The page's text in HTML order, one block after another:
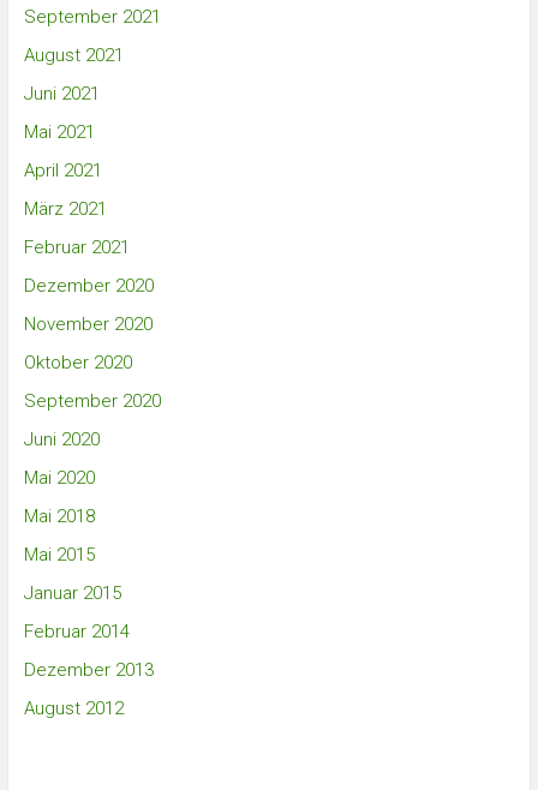
September 2021
August 2021
Juni 2021
Mai 2021
April 2021
März 2021
Februar 2021
Dezember 2020
November 2020
Oktober 2020
September 2020
Juni 2020
Mai 2020
Mai 2018
Mai 2015
Januar 2015
Februar 2014
Dezember 2013
August 2012